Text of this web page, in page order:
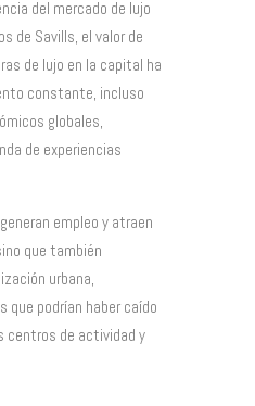
del mercado de lujo
de Savills, el valor de
de lujo en la capital ha
constante, incluso
globales,
de experiencias
empleo y atraen
que también
urbana,
que podrían haber caído
centros de actividad y